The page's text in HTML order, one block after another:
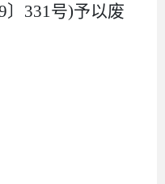
〕331号)予以废